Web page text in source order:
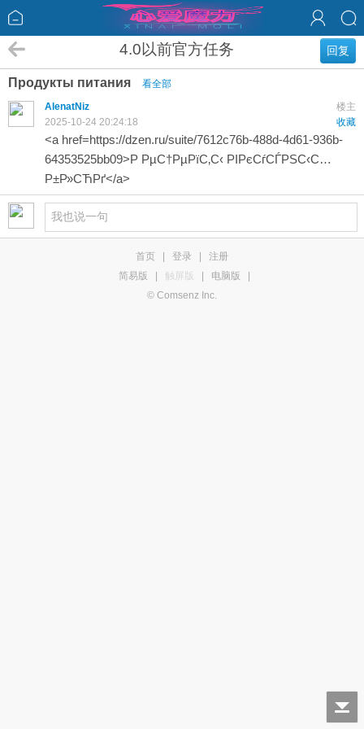
回复
4.0以前官方任务
Продукты питания
看全部
楼主
AlenatNiz
收藏
2025-10-24 20:24:18
<a href=https://dzen.ru/suite/7612c76b-488d-4d61-936b-
64353525bb09>Р РµС†РµРїС‚С‹ РІРєСѓСЃРЅС‹С…
Р±Р»СЋРґ</a>
首页 登录
注册
简易版
触屏版 电脑版
© Comsenz Inc.